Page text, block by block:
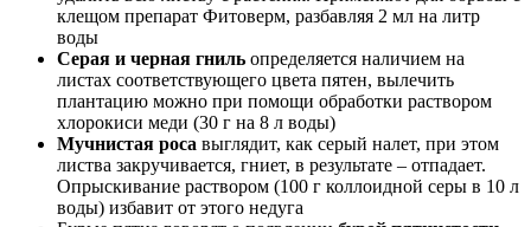
клещом препарат Фитоверм, разбавляя 2 мл на литр
воды
Серая и черная гниль определяется наличием на
листах соответствующего цвета пятен, вылечить
плантацию можно при помощи обработки раствором
хлорокиси меди (30 г на 8 л воды)
Мучнистая роса выглядит, как серый налет, при этом
листва закручивается, гниет, в результате – отпадает.
Опрыскивание раствором (100 г коллоидной серы в 10 л
воды) избавит от этого недуга